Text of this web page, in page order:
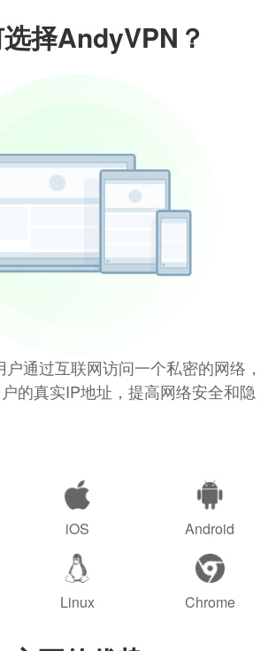
择AndyVPN？
通过互联网访问一个私密的网络，
的真实IP地址，提高网络安全和隐
iOS Android
Linux Chrome